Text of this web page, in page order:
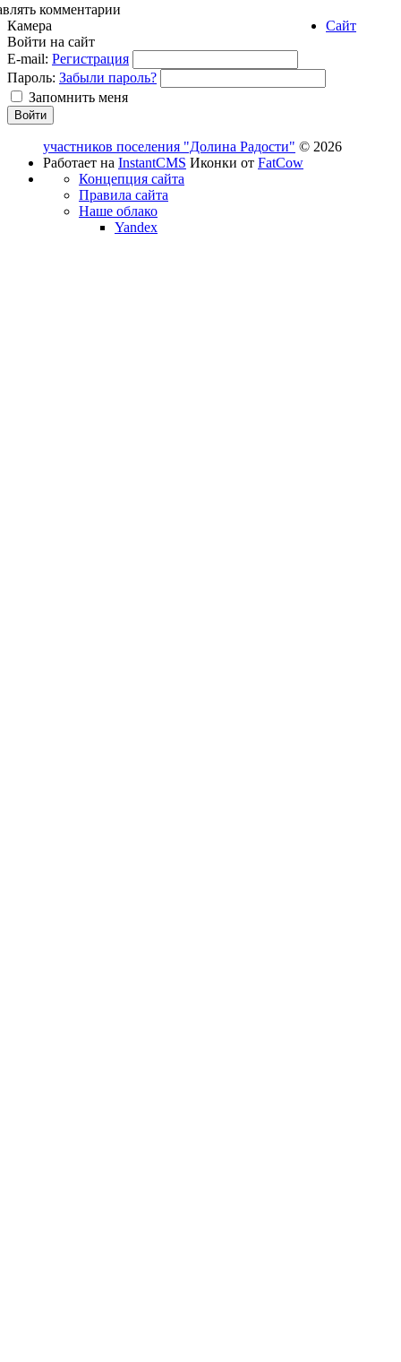
комментарии
Камера
Войти на сайт
E-mail: Регистрация
Пароль: Забыли пароль?
Запомнить меня
Сайт
участников поселения "Долина Радости" © 2026
Работает на InstantCMS Иконки от FatCow
Концепция сайта
Правила сайта
Наше облако
Yandex